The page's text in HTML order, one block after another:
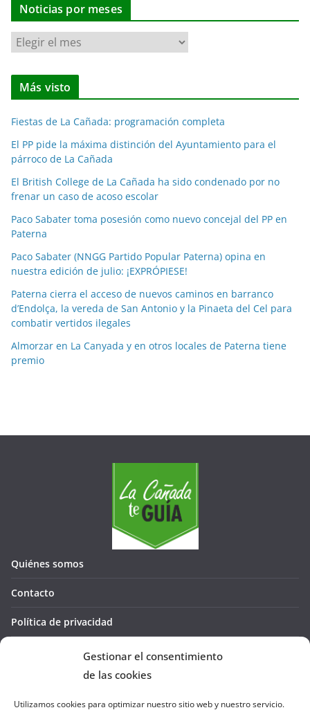
Gestionar el consentimiento
de las cookies
Utilizamos cookies para optimizar nuestro sitio web y nuestro servicio.
Noticias por meses
N
o
t
i
a
s
p
o
m
s
s
Más visto
Fiestas de La Cañada: programación completa
El PP pide la máxima distinción del Ayuntamiento para el
párroco de La Cañada
El British College de La Cañada ha sido condenado por no
frenar un caso de acoso escolar
Paco Sabater toma posesión como nuevo concejal del PP en
Paterna
Paco Sabater (NNGG Partido Popular Paterna) opina en
nuestra edición de julio: ¡EXPRÓPIESE!
Paterna cierra el acceso de nuevos caminos en barranco
d’Endolça, la vereda de San Antonio y la Pinaeta del Cel para
combatir vertidos ilegales
Almorzar en La Canyada y en otros locales de Paterna tiene
premio
Quiénes somos
Contacto
Política de privacidad
Política de cookies (UE)